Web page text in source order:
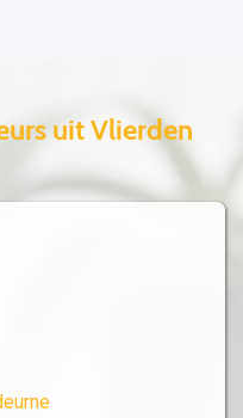
uit Vlierden